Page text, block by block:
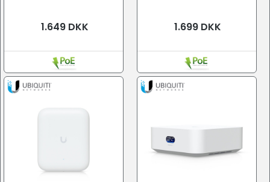
1.649 DKK 1.699 DKK